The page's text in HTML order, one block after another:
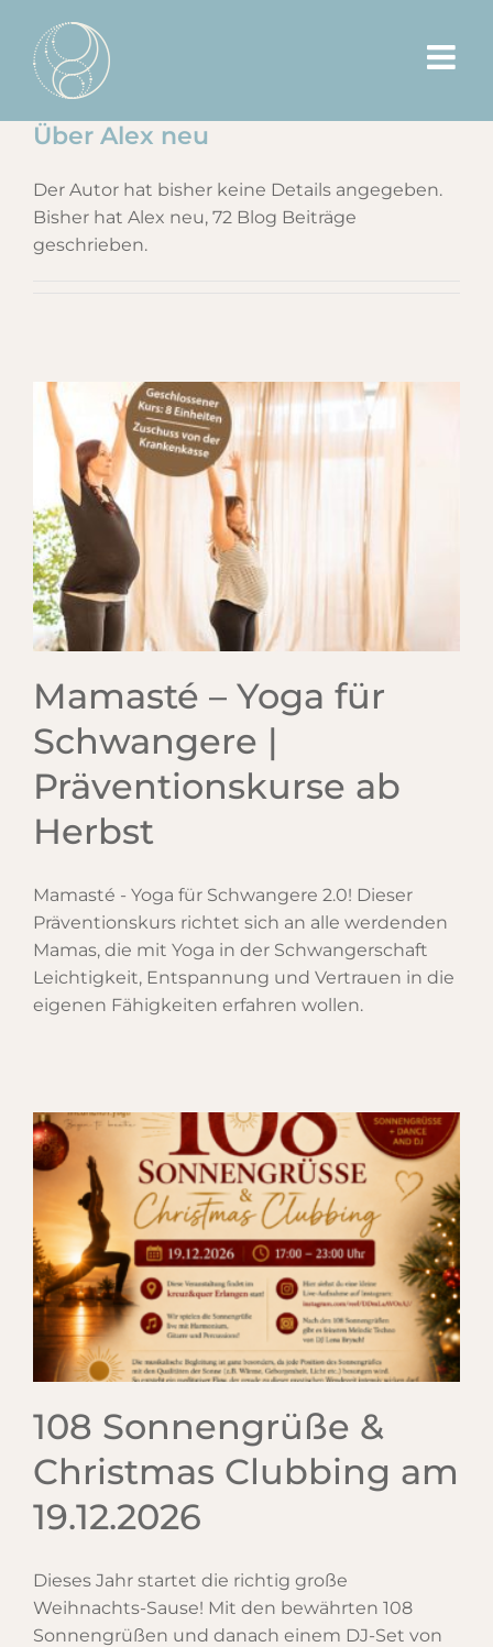
Inhalt
springen
Über Alex neu
Der Autor hat bisher keine Details angegeben.
Bisher hat Alex neu, 72 Blog Beiträge
geschrieben.
Mamasté – Yoga für
Schwangere |
Präventionskurse ab
Herbst
Mamasté - Yoga für Schwangere 2.0! Dieser
Präventionskurs richtet sich an alle werdenden
Mamas, die mit Yoga in der Schwangerschaft
Leichtigkeit, Entspannung und Vertrauen in die
eigenen Fähigkeiten erfahren wollen.
108 Sonnengrüße &
Christmas Clubbing am
19.12.2026
Dieses Jahr startet die richtig große
Weihnachts-Sause! Mit den bewährten 108
Sonnengrüßen und danach einem DJ-Set von